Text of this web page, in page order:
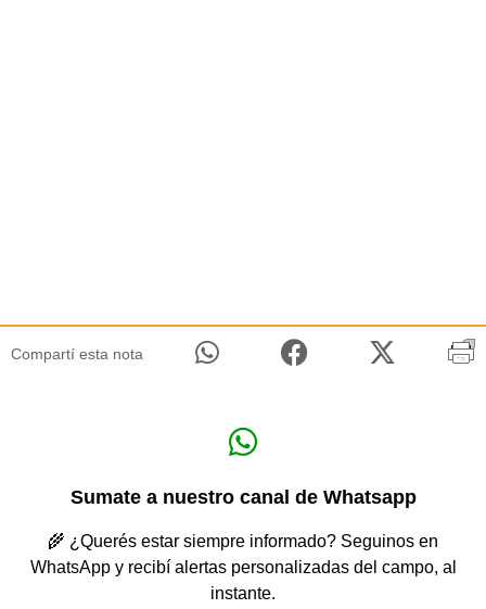
Compartí esta nota
Sumate a nuestro canal de Whatsapp
🌾 ¿Querés estar siempre informado? Seguinos en
WhatsApp y recibí alertas personalizadas del campo, al
instante.